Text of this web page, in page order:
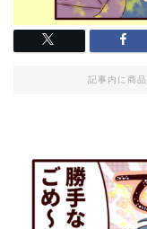
記事内に商